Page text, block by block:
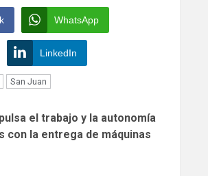
WhatsApp
LinkedIn
San Juan
el trabajo y la autonomía
con la entrega de máquinas